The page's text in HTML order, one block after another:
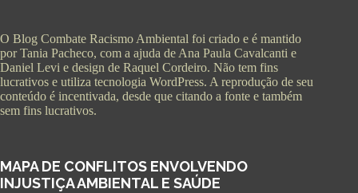
O Blog Combate Racismo Ambiental foi criado e é mantido
por Tania Pacheco, com a ajuda de Ana Paula Cavalcanti e
Daniel Levi e design de Raquel Cordeiro. Não tem fins
lucrativos e utiliza tecnologia WordPress. A reprodução de seu
conteúdo é incentivada, desde que citando a fonte e também
sem fins lucrativos.
MAPA DE CONFLITOS ENVOLVENDO
INJUSTIÇA AMBIENTAL E SAÚDE